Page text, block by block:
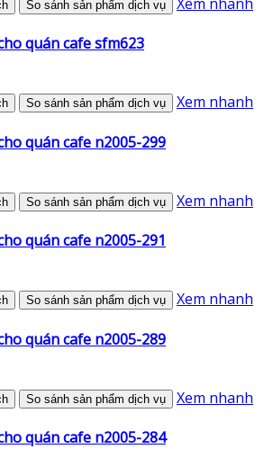
So sánh sản phẩm dịch vụ
quán cafe sfm623
So sánh sản phẩm dịch vụ Xem nhanh
quán cafe n2005-299
So sánh sản phẩm dịch vụ Xem nhanh
quán cafe n2005-291
So sánh sản phẩm dịch vụ Xem nhanh
quán cafe n2005-289
So sánh sản phẩm dịch vụ Xem nhanh
quán cafe n2005-284